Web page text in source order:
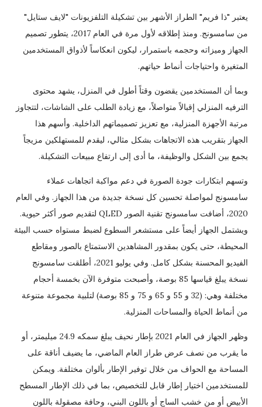
يعتبر "ذا فريم" الطراز الأشهر بين تشكيلة التلفزيونات "لايف ستايل"
من سامسونج. ومنذ إطلاقه لأول مرة في العام 2017، يتطور تصميم
الجهاز وميزاته وحجمه باستمرار، ليكون انعكاساً لأذواق المستخدمين
المتغيرة واحتياجات أنماط حياتهم.
وبما أن المستخدمين يقضون وقتاً أطول في المنزل، يشهد محتوى
الترفيه المنزلي إقبالاً متواصلاً، مع زيادة الطلب على الشاشات، لتتجاوز
مرتبة الأجهزة المنزلية، مع تعزيز تصميماتهم الداخلية. وأسهم هذا
الجهاز بتقريب هذه الاتجاهات بشكل مثالي، ليقدم للمستهلكين مزيجاً
يجمع بين الشكل والوظيفة، ما أدى إلى ارتفاع مبيعات التشكيلة.
وتسهم ابتكارات جودة الصورة في دعم مواكبة اتجاهات عملاء
سامسونج لمواصلة تحسين كل نسخة جديدة من هذا الجهاز. وفي العام
2020، أضافت سامسونج تقنية الصور QLED لتقديم صور أكثر حيوية.
ويشتمل الجهاز أيضاً على مستشعر السطوع لضبط مستواه حسب البيئة
المحيطة، حتى يكون بمقدور المشاهدين الاستمتاع بالصور ومقاطع
الفيديو المحسنة بشكل كامل. وفي يوليو 2021، أطلقت سامسونج
نسخة يبلغ قياسها 85 بوصة، وأصبحت متوفرة الآن بخمسة أحجام
مختلفة وهي: (32 و 55 و 65 و 75 و 85 بوصة) لتلبية مجموعة متنوعة
من أنماط الحياة والمساحات المنزلية.
وظهر الجهاز في العام 2021 بإطار نحيف يبلغ سمكه 24.9 ميليمتر، أو
ما يقرب من نصف عرض طراز العام الماضي، ما يضيف أناقة على
المساحة مع الحواف من خلال توفير الإطار بألوان مختلفة. ويمكن
للمستخدمين اختيار إطار قابل للتخصيص، بما في ذلك الإطار المسطح
الأبيض أو من خشب الساج أو باللون البني، وحافة مصقولة باللون